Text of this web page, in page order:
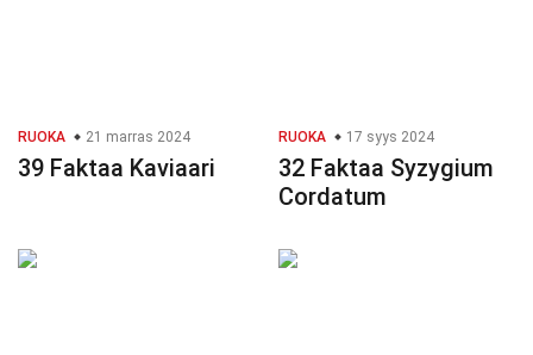
RUOKA 21 marras 2024
39 Faktaa Kaviaari
RUOKA 17 syys 2024
32 Faktaa Syzygium
Cordatum